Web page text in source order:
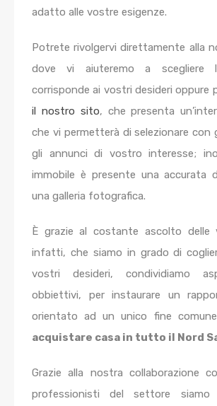
adatto alle vostre esigenze.
Potrete rivolgervi direttamente alla
dove vi aiuteremo a scegliere
corrisponde ai vostri desideri oppure
il nostro sito, che presenta
che vi permetterà di selezionare con
gli annunci di vostro interesse;
immobile è presente una accurata
una galleria fotografica.
È grazie al costante ascolto delle
infatti, che siamo in grado di
vostri desideri, condividiamo
obbiettivi, per instaurare un
orientato ad un unico fine
acquistare casa in tutto il Nord
Grazie alla nostra collaborazione
professionisti del settore